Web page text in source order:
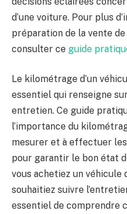
d’une voiture. Pour plus
préparation de la vente
consulter ce guide
Le kilométrage d’un
essentiel qui renseigne
entretien. Ce guide
l’importance du
mesurer et à effectuer
pour garantir le bon état
vous achetiez un véhicule
souhaitiez suivre
essentiel de comprendre